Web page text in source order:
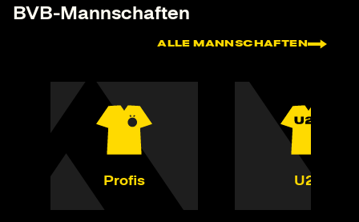
BVB-Mannschaften
ALLE MANNSCHAFTEN
Profis U23